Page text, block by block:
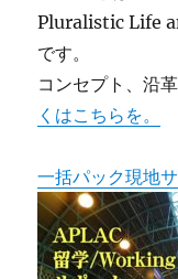
Pluralistic Life
です。
コンセプト、沿
くはこちらを。
一括パック現地